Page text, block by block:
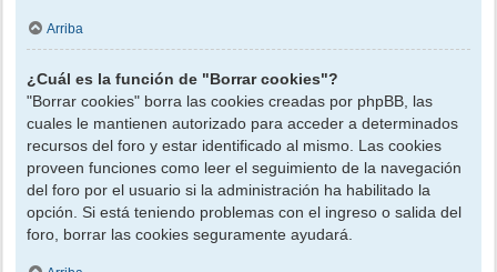
Arriba
¿Cuál es la función de "Borrar cookies"?
"Borrar cookies" borra las cookies creadas por phpBB, las
cuales le mantienen autorizado para acceder a determinados
recursos del foro y estar identificado al mismo. Las cookies
proveen funciones como leer el seguimiento de la navegación
del foro por el usuario si la administración ha habilitado la
opción. Si está teniendo problemas con el ingreso o salida del
foro, borrar las cookies seguramente ayudará.